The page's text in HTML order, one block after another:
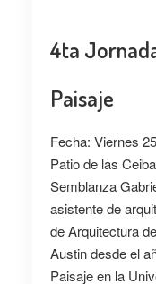
4ta
Paisaje
Fecha: Viernes
Patio de las
Semblanza
asistente de
de Arquitectura
Austin desde el
Paisaje en la